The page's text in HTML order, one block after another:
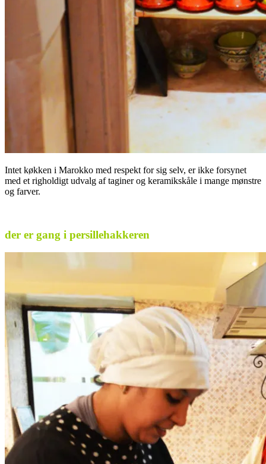
Intet køkken i Marokko med respekt for sig selv, er ikke forsynet
med et righoldigt udvalg af taginer og keramikskåle i mange mønstre
og farver.
der er gang i persillehakkeren